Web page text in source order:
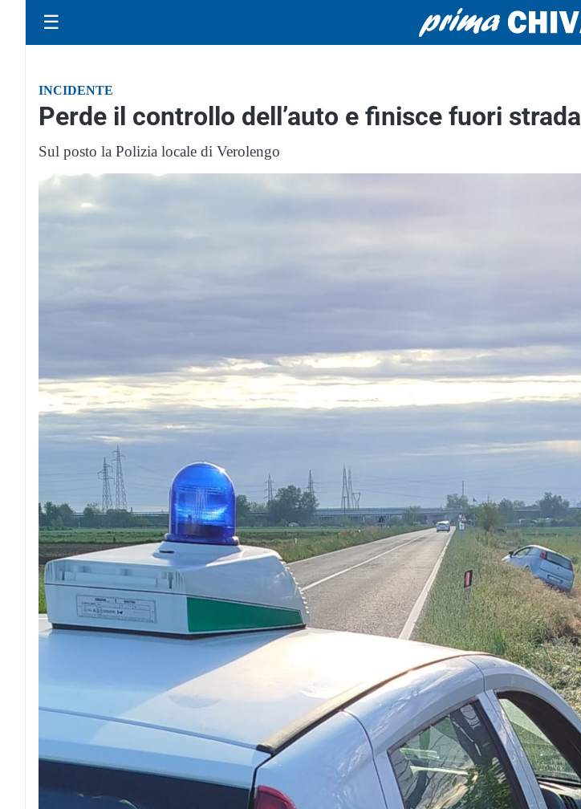
☰
INCIDENTE
Perde il controllo dell’auto e finisce fuori strada
Sul posto la Polizia locale di Verolengo